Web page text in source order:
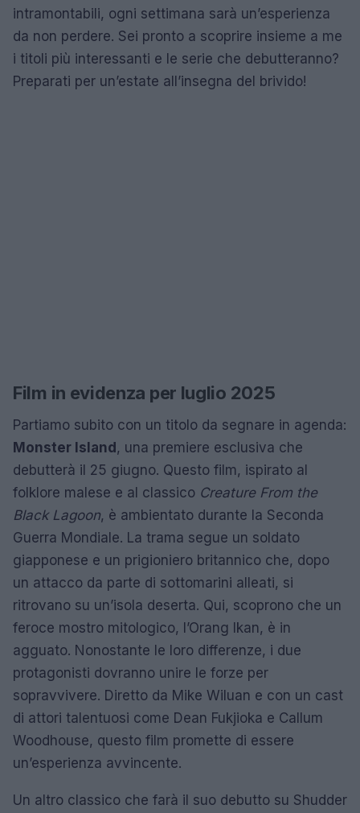
intramontabili, ogni settimana sarà un’esperienza
da non perdere. Sei pronto a scoprire insieme a me
i titoli più interessanti e le serie che debutteranno?
Preparati per un’estate all’insegna del brivido!
Film in evidenza per luglio 2025
Partiamo subito con un titolo da segnare in agenda:
Monster Island, una premiere esclusiva che
debutterà il 25 giugno. Questo film, ispirato al
folklore malese e al classico Creature From the
Black Lagoon, è ambientato durante la Seconda
Guerra Mondiale. La trama segue un soldato
giapponese e un prigioniero britannico che, dopo
un attacco da parte di sottomarini alleati, si
ritrovano su un’isola deserta. Qui, scoprono che un
feroce mostro mitologico, l’Orang Ikan, è in
agguato. Nonostante le loro differenze, i due
protagonisti dovranno unire le forze per
sopravvivere. Diretto da Mike Wiluan e con un cast
di attori talentuosi come Dean Fukjioka e Callum
Woodhouse, questo film promette di essere
un’esperienza avvincente.
Un altro classico che farà il suo debutto su Shudder